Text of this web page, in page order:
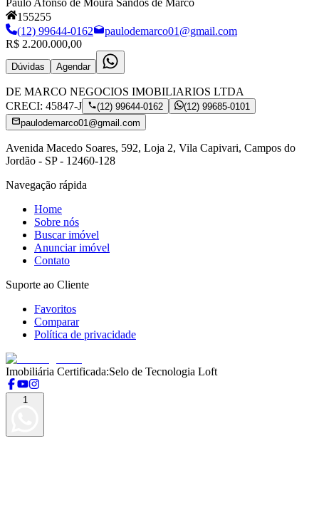
Paulo Afonso de Moura Sandos de Marco
155255
(12) 99644-0162
paulodemarco01@gmail.com
R$ 2.200.000,00
Dúvidas Agendar
DE MARCO NEGOCIOS IMOBILIARIOS LTDA
CRECI: 45847-J (12) 99644-0162
(12) 99685-0101
paulodemarco01@gmail.com
Avenida Macedo Soares, 592, Loja 2, Vila Capivari, Campos do
Jordão - SP - 12460-128
Navegação rápida
Home
Sobre nós
Buscar imóvel
Anunciar imóvel
Contato
Suporte ao Cliente
Favoritos
Comparar
Política de privacidade
Imobiliária Certificada:Selo de Tecnologia Loft
1